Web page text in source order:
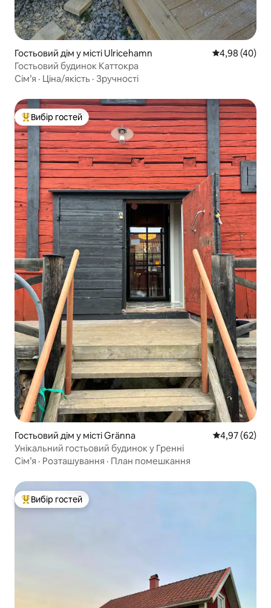
Гостьовий дім у місті Ulricehamn Середня
4,98 (40)
Гостьовий будинок Каттокра
Сім’я · Ціна/якість · Зручності
Топ вибір гостей
Вибір гостей
Гостьовий дім у місті Gränna Середня
4,97 (62)
Унікальний гостьовий будинок у Гренні
Сім’я · Розташування · План помешкання
Топ вибір гостей
Вибір гостей